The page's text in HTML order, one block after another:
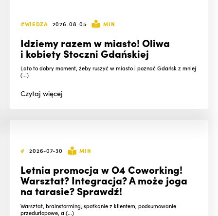
#WIEDZA 2026-08-05 MIN
Idziemy razem w miasto! Oliwa
i kobiety Stoczni Gdańskiej
Lato to dobry moment, żeby ruszyć w miasto i poznać Gdańsk z mniej
(...)
Czytajwięcej
# 2026-07-30 MIN
Letnia promocja w O4 Coworking!
Warsztat? Integracja? A może joga
na tarasie? Sprawdź!
Warsztat, brainstorming, spotkanie z klientem, podsumowanie
przedurlopowe, a (...)